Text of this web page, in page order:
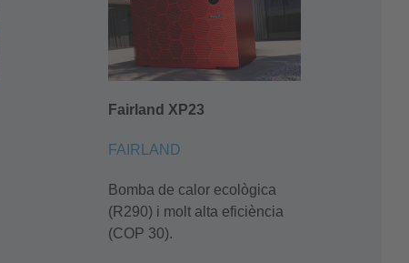
Fairland XP23
FAIRLAND
Bomba de calor ecològica
(R290) i molt alta eficiència
(COP 30).